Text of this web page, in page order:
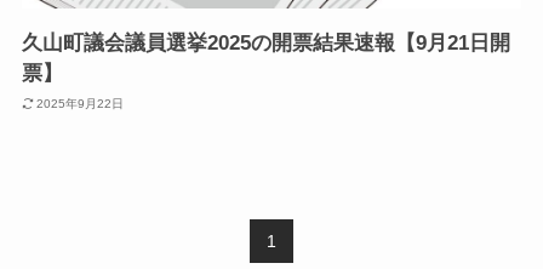
久山町議会議員選挙2025の開票結果速報【9月21日開
票】
2025年9月22日
1